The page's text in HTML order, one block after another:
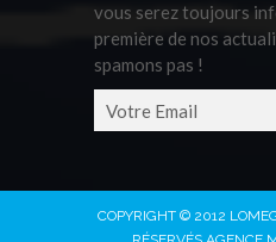
vous serez toujours
première de nos
spamons pas !
COPYRIGHT © 2012